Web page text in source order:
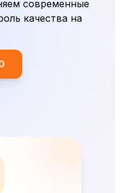
современные
качества на